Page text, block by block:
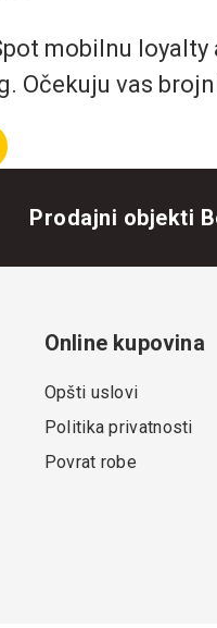
mobilnu
Očekuju vas
Prodajni objekti
Online kupovina
Opšti uslovi
Politika privatnosti
Povrat robe